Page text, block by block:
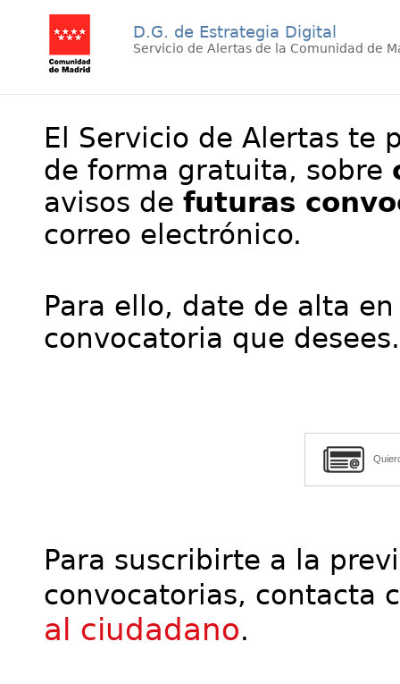
D.G. de Estrategia Digital
Servicio de Alertas de la Comunidad de
El Servicio de Alertas te
de forma gratuita, sobre
avisos de futuras
correo electrónico.
Para ello, date de alta
convocatoria que desees.
Para suscribirte a la
convocatorias, contacta
al ciudadano.